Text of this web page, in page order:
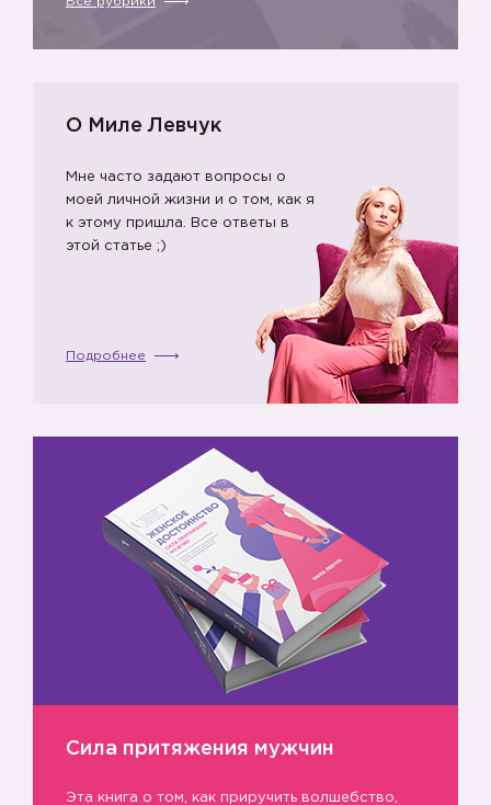
О Миле Левчук
Мне часто задают вопросы о
моей личной жизни и о том, как я
к этому пришла. Все ответы в
этой статье ;)
Подробнее
Сила притяжения мужчин
Эта книга о том, как приручить волшебство,